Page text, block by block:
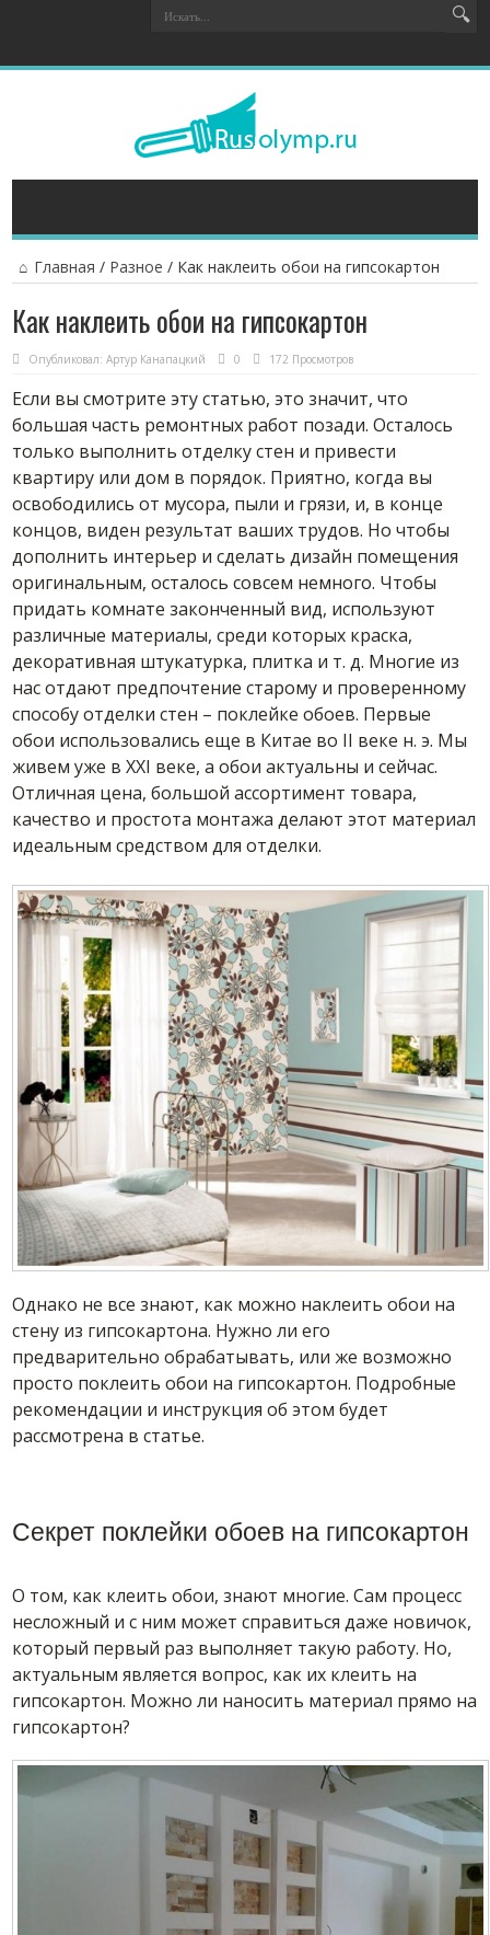
Главная / Разное / Как наклеить обои на гипсокартон
Как наклеить обои на гипсокартон
Опубликовал:Артур Канапацкий 0 172 Просмотров
Если вы смотрите эту статью, это значит, что
большая часть ремонтных работ позади. Осталось
только выполнить отделку стен и привести
квартиру или дом в порядок. Приятно, когда вы
освободились от мусора, пыли и грязи, и, в конце
концов, виден результат ваших трудов. Но чтобы
дополнить интерьер и сделать дизайн помещения
оригинальным, осталось совсем немного. Чтобы
придать комнате законченный вид, используют
различные материалы, среди которых краска,
декоративная штукатурка, плитка и т. д. Многие из
нас отдают предпочтение старому и проверенному
способу отделки стен – поклейке обоев. Первые
обои использовались еще в Китае во II веке н. э. Мы
живем уже в XXI веке, а обои актуальны и сейчас.
Отличная цена, большой ассортимент товара,
качество и простота монтажа делают этот материал
идеальным средством для отделки.
Однако не все знают, как можно наклеить обои на
стену из гипсокартона. Нужно ли его
предварительно обрабатывать, или же возможно
просто поклеить обои на гипсокартон. Подробные
рекомендации и инструкция об этом будет
рассмотрена в статье.
Секрет поклейки обоев на гипсокартон
О том, как клеить обои, знают многие. Сам процесс
несложный и с ним может справиться даже новичок,
который первый раз выполняет такую работу. Но,
актуальным является вопрос, как их клеить на
гипсокартон. Можно ли наносить материал прямо на
гипсокартон?